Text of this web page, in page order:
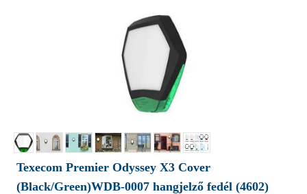
Texecom Premier Odyssey X3 Cover
(Black/Green)WDB-0007 hangjelző fedél (4602)